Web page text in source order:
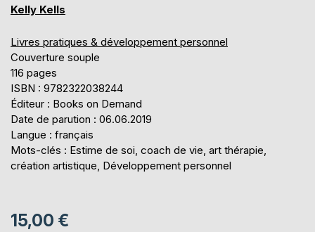
Kelly Kells
Livres pratiques & développement personnel
Couverture souple
116 pages
ISBN : 9782322038244
Éditeur : Books on Demand
Date de parution : 06.06.2019
Langue : français
Mots-clés : Estime de soi, coach de vie, art thérapie,
création artistique, Développement personnel
15,00 €